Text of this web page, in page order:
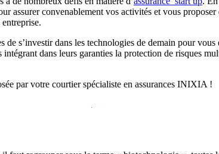
assurer convenablement vos activités et vous
s’investir dans les technologies de demain pour
dans leurs garanties la protection de risques
par votre courtier spécialiste en assurances INIXIA !